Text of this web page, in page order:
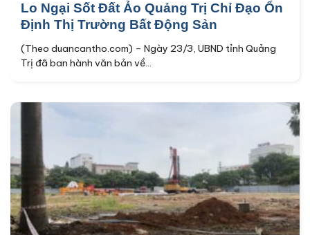
Lo Ngại Sốt Đất Ảo Quảng Trị Chỉ Đạo Ổn
Định Thị Trường Bất Động Sản
(Theo duancantho.com) – Ngày 23/3, UBND tỉnh Quảng
Trị đã ban hành văn bản về...